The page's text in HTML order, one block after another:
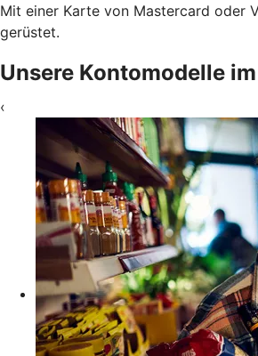
Mit einer Karte von Mastercard oder
gerüstet.
Unsere Kontomodelle
‹